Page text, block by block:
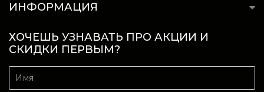
ИНФОРМАЦИЯ
ХОЧЕШЬ УЗНАВАТЬ ПРО АКЦИИ И
СКИДКИ ПЕРВЫМ?